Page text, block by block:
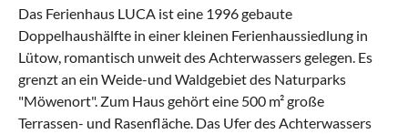
Das Ferienhaus LUCA ist eine 1996 gebaute
Doppelhaushälfte in einer kleinen Ferienhaussiedlung in
Lütow, romantisch unweit des Achterwassers gelegen. Es
grenzt an ein Weide-und Waldgebiet des Naturparks
"Möwenort". Zum Haus gehört eine 500 m² große
Terrassen- und Rasenfläche. Das Ufer des Achterwassers